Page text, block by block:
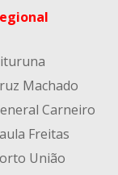
Machado
Carneiro
Freitas
União